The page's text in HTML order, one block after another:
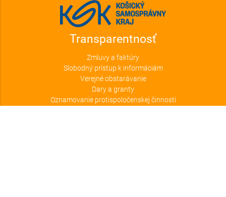
Transparentnosť
Zmluvy a faktúry
Slobodný prístup k informáciám
Verejné obstarávanie
Dary a granty
Oznamovanie protispoločenskej činnosti